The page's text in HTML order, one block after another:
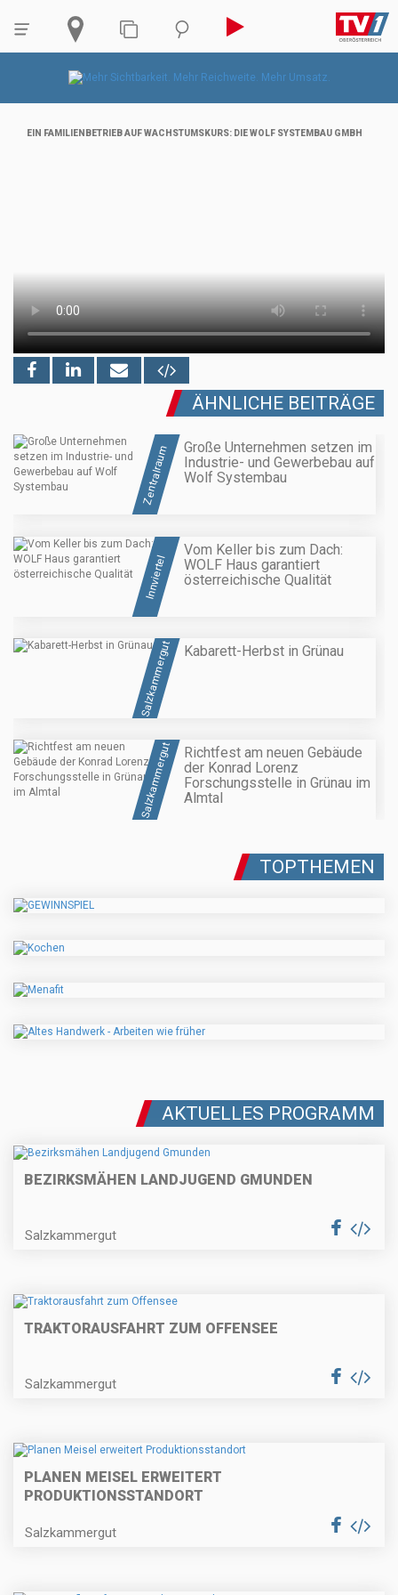
EIN FAMILIENBETRIEB AUF WACHSTUMSKURS: DIE WOLF SYSTEMBAU GMBH
ÄHNLICHE BEITRÄGE
Zentralraum
Große Unternehmen setzen im
Industrie- und Gewerbebau auf
Wolf Systembau
Innviertel
Vom Keller bis zum Dach:
WOLF Haus garantiert
österreichische Qualität
Salzkammergut Kabarett-Herbst in Grünau
Salzkammergut
Richtfest am neuen Gebäude
der Konrad Lorenz
Forschungsstelle in Grünau im
Almtal
TOPTHEMEN
AKTUELLES PROGRAMM
BEZIRKSMÄHEN LANDJUGEND GMUNDEN
Salzkammergut
TRAKTORAUSFAHRT ZUM OFFENSEE
Salzkammergut
PLANEN MEISEL ERWEITERT
PRODUKTIONSSTANDORT
Salzkammergut